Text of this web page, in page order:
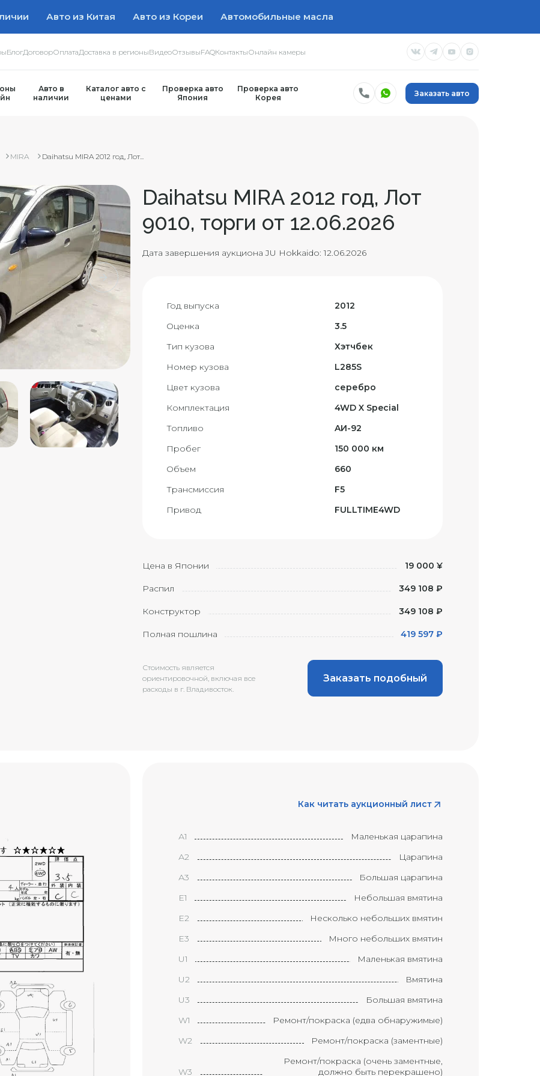
Авто из Китая Авто из Кореи Автомобильные масла
БлогДоговорОплатаДоставка в регионыВидеоОтзывыFAQКонтактыОнлайн камеры
Авто в
наличии
Каталог авто с
ценами
Проверка авто
Япония
Проверка авто
Корея
Заказать авто
MIRA Daihatsu MIRA 2012 год, Лот...
Daihatsu MIRA 2012 год, Лот
9010, торги от 12.06.2026
Дата завершения аукциона JU Hokkaido: 12.06.2026
Год выпуска
2012
Оценка
3.5
Тип кузова
Хэтчбек
Номер кузова
L285S
Цвет кузова
серебро
Комплектация
4WD X Special
Топливо
AИ-92
Пробег
150 000 км
Объем
660
Трансмиссия
F5
Привод
FULLTIME4WD
Цена в Японии 19 000 ¥
Распил 349 108 ₽
Конструктор 349 108 ₽
Полная пошлина 419 597 ₽
Стоимость является
ориентировочной, включая все
расходы в г. Владивосток.
Заказать подобный
Как читать аукционный лист
А1
Маленькая царапина
А2
Царапина
А3
Большая царапина
Е1
Небольшая вмятина
Е2
Несколько небольших вмятин
Е3
Много небольших вмятин
U1
Маленькая вмятина
U2
Вмятина
U3
Большая вмятина
W1
Ремонт/покраска (едва обнаружимые)
W2
Ремонт/покраска (заментные)
W3
Ремонт/покраска (очень заментные,
должно быть перекрашено)